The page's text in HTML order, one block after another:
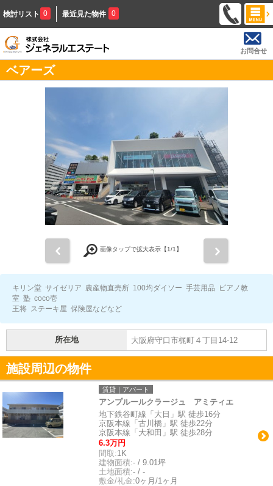
検討リスト 0 最近見た物件 0
お問合せ
ベアーズ
画像タップで拡大表示【1/1】
キリン堂 サイゼリア 農産物直売所 100均ダイソー 手芸用品 ピアノ教
室 塾 coco壱
王将 ステーキ屋 保険屋などなど
所在地 大阪府守口市梶町４丁目14-12
施設周辺の物件
賃貸｜アパート
アンプルールクラージュ アミティエ
地下鉄谷町線「大日」駅 徒歩16分
京阪本線「古川橋」駅 徒歩22分
京阪本線「大和田」駅 徒歩28分
6.3万円
間取:1K
建物面積:- / 9.01坪
土地面積:- / -
敷金/礼金:0ヶ月/1ヶ月